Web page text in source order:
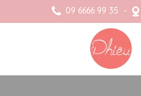
09 6666 99 35